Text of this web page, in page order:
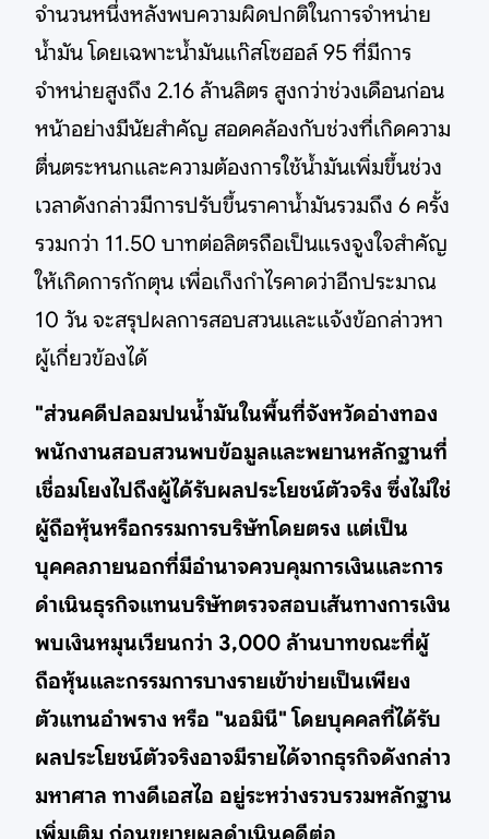
จำนวนหนึ่งหลังพบความผิดปกติในการจำหน่าย
น้ำมัน โดยเฉพาะน้ำมันแก๊สโซฮอล์ 95 ที่มีการ
จำหน่ายสูงถึง 2.16 ล้านลิตร สูงกว่าช่วงเดือนก่อน
หน้าอย่างมีนัยสำคัญ สอดคล้องกับช่วงที่เกิดความ
ตื่นตระหนกและความต้องการใช้น้ำมันเพิ่มขึ้นช่วง
เวลาดังกล่าวมีการปรับขึ้นราคาน้ำมันรวมถึง 6 ครั้ง
รวมกว่า 11.50 บาทต่อลิตรถือเป็นแรงจูงใจสำคัญ
ให้เกิดการกักตุน เพื่อเก็งกำไรคาดว่าอีกประมาณ
10 วัน จะสรุปผลการสอบสวนและแจ้งข้อกล่าวหา
ผู้เกี่ยวข้องได้
"ส่วนคดีปลอมปนน้ำมันในพื้นที่จังหวัดอ่างทอง
พนักงานสอบสวนพบข้อมูลและพยานหลักฐานที่
เชื่อมโยงไปถึงผู้ได้รับผลประโยชน์ตัวจริง ซึ่งไม่ใช่
ผู้ถือหุ้นหรือกรรมการบริษัทโดยตรง แต่เป็น
บุคคลภายนอกที่มีอำนาจควบคุมการเงินและการ
ดำเนินธุรกิจแทนบริษัทตรวจสอบเส้นทางการเงิน
พบเงินหมุนเวียนกว่า 3,000 ล้านบาทขณะที่ผู้
ถือหุ้นและกรรมการบางรายเข้าข่ายเป็นเพียง
ตัวแทนอำพราง หรือ "นอมินี" โดยบุคคลที่ได้รับ
ผลประโยชน์ตัวจริงอาจมีรายได้จากธุรกิจดังกล่าว
มหาศาล ทางดีเอสไอ อยู่ระหว่างรวบรวมหลักฐาน